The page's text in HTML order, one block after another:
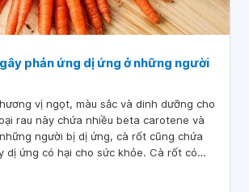
phản ứng dị ứng ở những người
vị ngọt, màu sắc và dinh dưỡng cho
rau này chứa nhiều beta carotene và
người bị dị ứng, cà rốt cũng chứa
dị ứng có hại cho sức khỏe. Cà rốt có
Vậy cà rốt có thể gây phản ứng dị ứng